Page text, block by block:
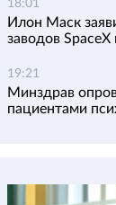
18:01
Илон Маск
заводов
19:21
Минздрав
пациентами